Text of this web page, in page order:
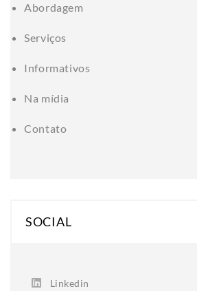
Abordagem
Serviços
Informativos
Na mídia
Contato
SOCIAL
Linkedin